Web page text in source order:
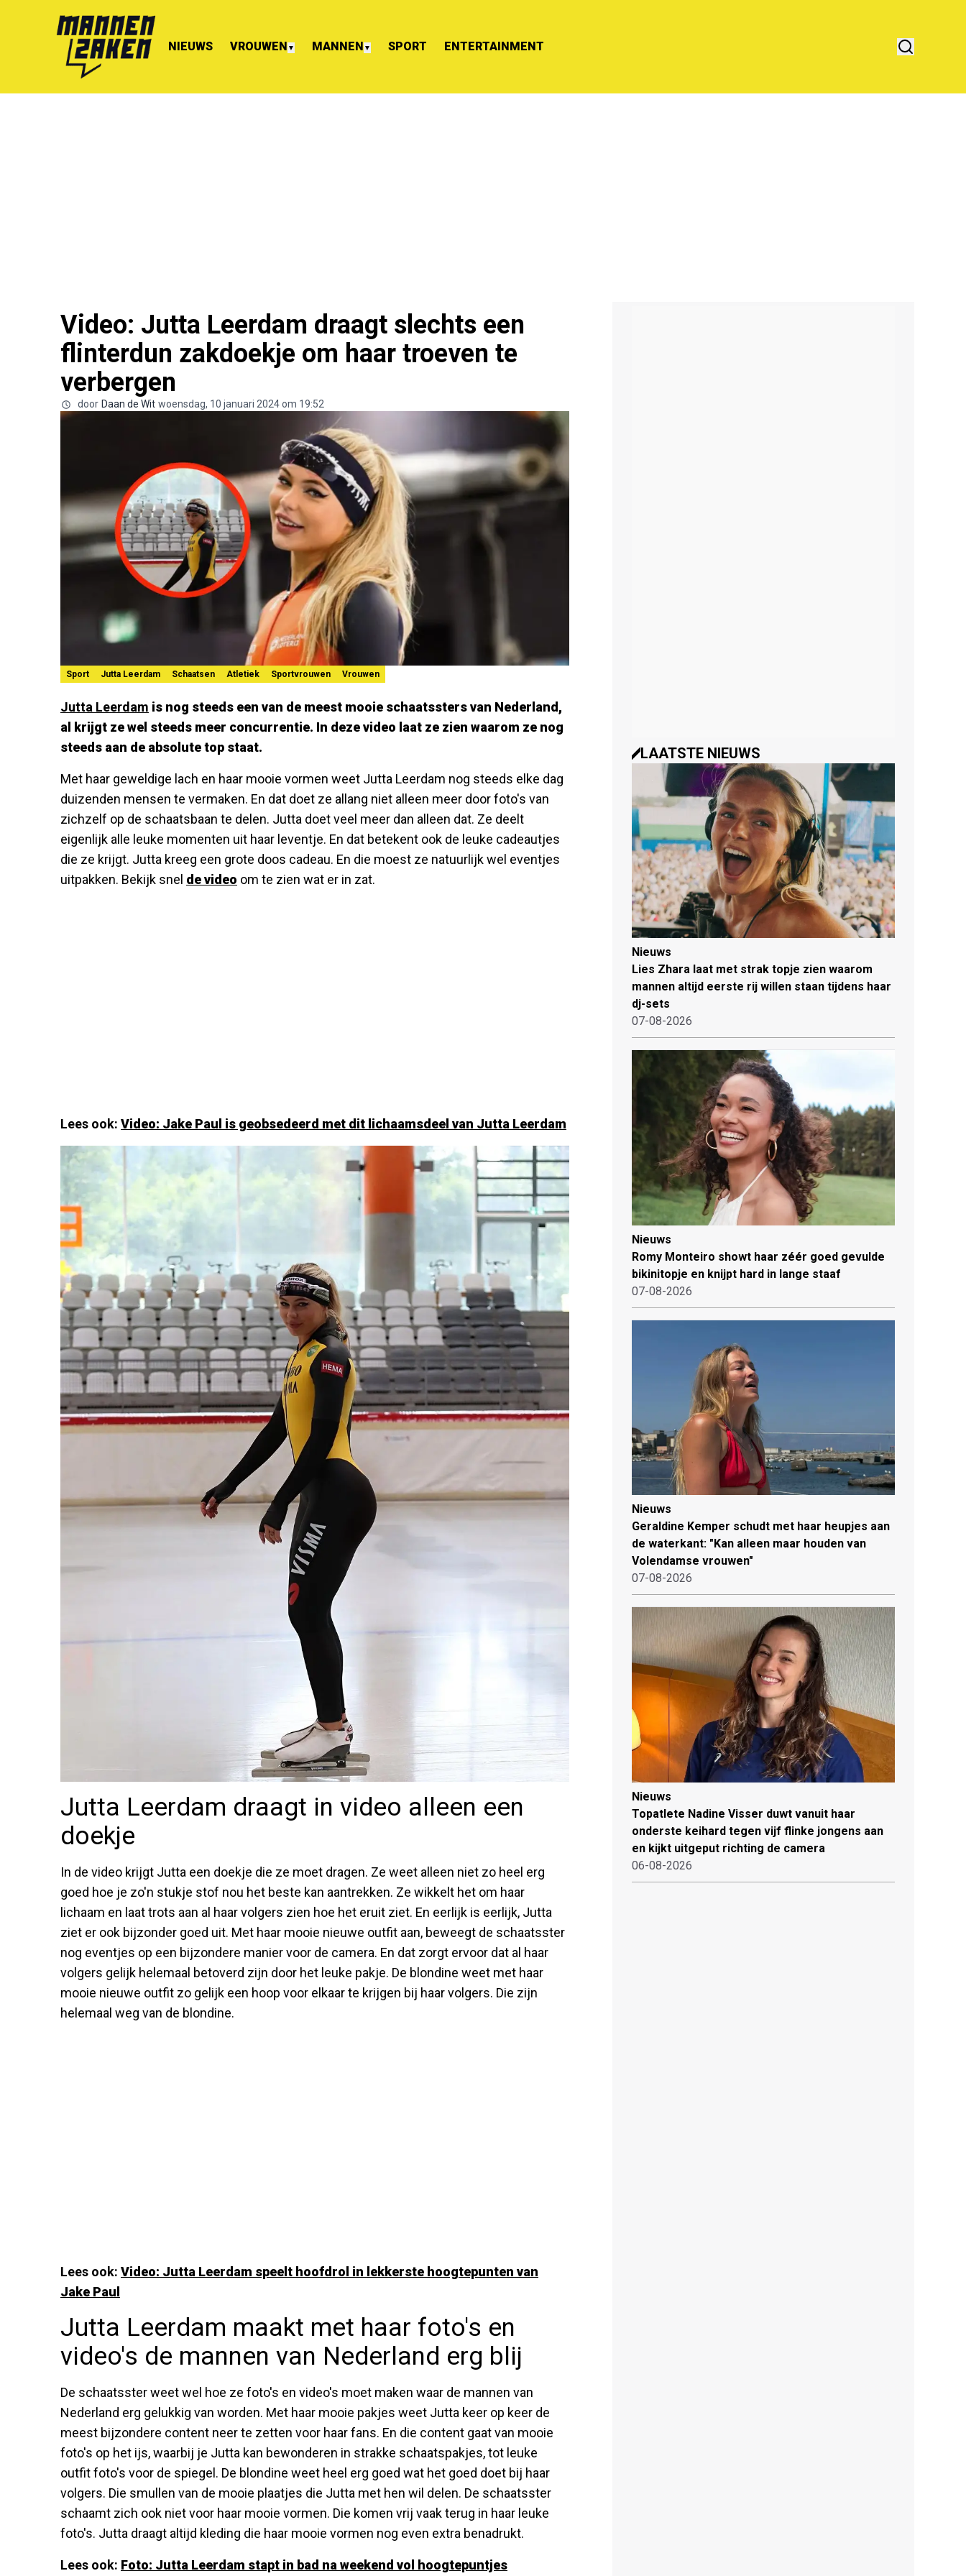
NIEUWS VROUWEN ▼ MANNEN ▼ SPORT ENTERTAINMENT
Video: Jutta Leerdam draagt slechts een
flinterdun zakdoekje om haar troeven te
verbergen
door Daan de Wit woensdag, 10 januari 2024 om 19:52
Sport Jutta Leerdam Schaatsen Atletiek Sportvrouwen Vrouwen
Jutta Leerdam is nog steeds een van de meest mooie schaatssters van Nederland,
al krijgt ze wel steeds meer concurrentie. In deze video laat ze zien waarom ze nog
steeds aan de absolute top staat.
Met haar geweldige lach en haar mooie vormen weet Jutta Leerdam nog steeds elke dag
duizenden mensen te vermaken. En dat doet ze allang niet alleen meer door foto's van
zichzelf op de schaatsbaan te delen. Jutta doet veel meer dan alleen dat. Ze deelt
eigenlijk alle leuke momenten uit haar leventje. En dat betekent ook de leuke cadeautjes
die ze krijgt. Jutta kreeg een grote doos cadeau. En die moest ze natuurlijk wel eventjes
uitpakken. Bekijk snel de video om te zien wat er in zat.
Lees ook: Video: Jake Paul is geobsedeerd met dit lichaamsdeel van Jutta Leerdam
Jutta Leerdam draagt in video alleen een
doekje
In de video krijgt Jutta een doekje die ze moet dragen. Ze weet alleen niet zo heel erg
goed hoe je zo'n stukje stof nou het beste kan aantrekken. Ze wikkelt het om haar
lichaam en laat trots aan al haar volgers zien hoe het eruit ziet. En eerlijk is eerlijk, Jutta
ziet er ook bijzonder goed uit. Met haar mooie nieuwe outfit aan, beweegt de schaatsster
nog eventjes op een bijzondere manier voor de camera. En dat zorgt ervoor dat al haar
volgers gelijk helemaal betoverd zijn door het leuke pakje. De blondine weet met haar
mooie nieuwe outfit zo gelijk een hoop voor elkaar te krijgen bij haar volgers. Die zijn
helemaal weg van de blondine.
Lees ook: Video: Jutta Leerdam speelt hoofdrol in lekkerste hoogtepunten van
Jake Paul
Jutta Leerdam maakt met haar foto's en
video's de mannen van Nederland erg blij
De schaatsster weet wel hoe ze foto's en video's moet maken waar de mannen van
Nederland erg gelukkig van worden. Met haar mooie pakjes weet Jutta keer op keer de
meest bijzondere content neer te zetten voor haar fans. En die content gaat van mooie
foto's op het ijs, waarbij je Jutta kan bewonderen in strakke schaatspakjes, tot leuke
outfit foto's voor de spiegel. De blondine weet heel erg goed wat het goed doet bij haar
volgers. Die smullen van de mooie plaatjes die Jutta met hen wil delen. De schaatsster
schaamt zich ook niet voor haar mooie vormen. Die komen vrij vaak terug in haar leuke
foto's. Jutta draagt altijd kleding die haar mooie vormen nog even extra benadrukt.
Lees ook: Foto: Jutta Leerdam stapt in bad na weekend vol hoogtepuntjes
LAATSTE NIEUWS
Nieuws
Lies Zhara laat met strak topje zien waarom
mannen altijd eerste rij willen staan tijdens haar
dj-sets
07-08-2026
Nieuws
Romy Monteiro showt haar zéér goed gevulde
bikinitopje en knijpt hard in lange staaf
07-08-2026
Nieuws
Geraldine Kemper schudt met haar heupjes aan
de waterkant: "Kan alleen maar houden van
Volendamse vrouwen"
07-08-2026
Nieuws
Topatlete Nadine Visser duwt vanuit haar
onderste keihard tegen vijf flinke jongens aan
en kijkt uitgeput richting de camera
06-08-2026